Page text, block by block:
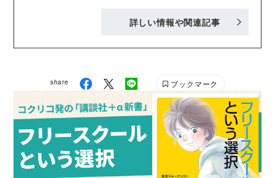
療少年院等に勤務、2016年より現職。医学博士、子ど
書）、『境界知能の子どもたち』（SB新書）、『児童
精神科医が教える こころが育つ! 子どもの食事』
（CCCメディアハウス）などがある。
詳しい情報や関連記事
share ブックマーク